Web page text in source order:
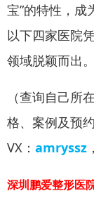
宝”的特性，成
以下四家医院
领域脱颖而出。
（查询自己所
格、案例及预
VX： amryssz
深圳鹏爱整形医